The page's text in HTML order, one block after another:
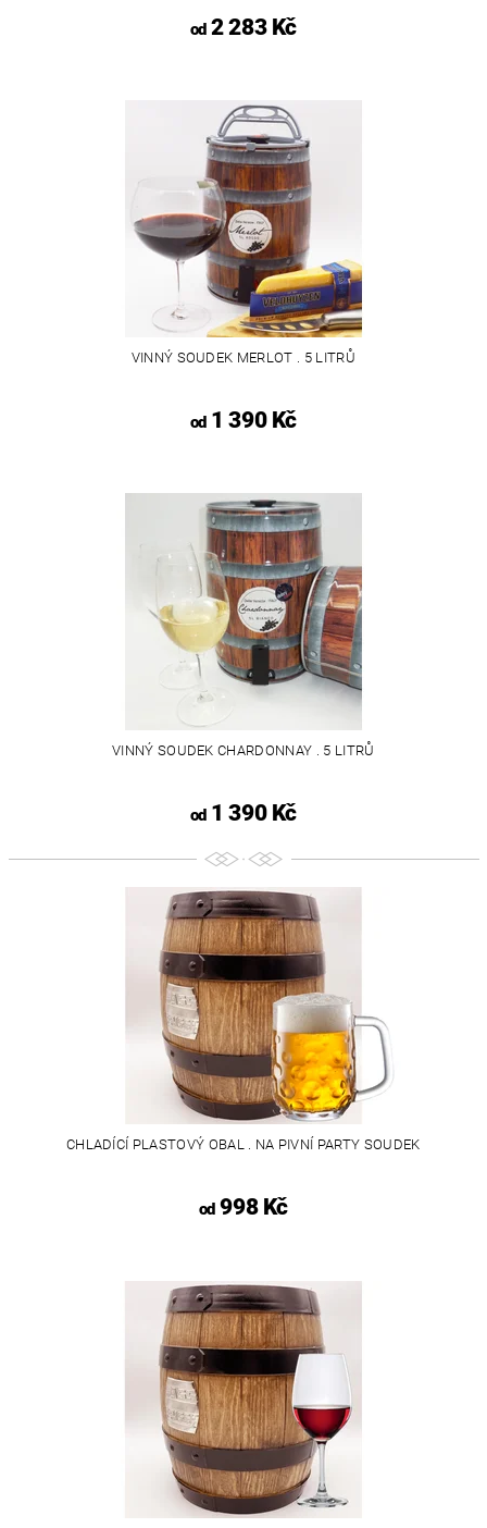
od2 283 Kč
VINNÝ SOUDEK MERLOT . 5 LITRŮ
od1 390 Kč
VINNÝ SOUDEK CHARDONNAY . 5 LITRŮ
od1 390 Kč
CHLADÍCÍ PLASTOVÝ OBAL . NA PIVNÍ PARTY SOUDEK
od998 Kč